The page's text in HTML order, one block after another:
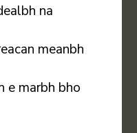
na
meanbh
e marbh bho